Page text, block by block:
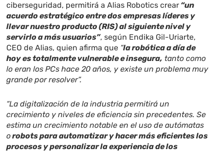
ciberseguridad, permitirá a Alias Robotics crear “un
acuerdo estratégico entre dos empresas líderes y
llevar nuestro producto (RIS) al siguiente nivel y
servirlo a más usuarios”, según Endika Gil-Uriarte,
CEO de Alias, quien afirma que “la robótica a día de
hoy es totalmente vulnerable e insegura, tanto como
lo eran los PCs hace 20 años, y existe un problema muy
grande por resolver”.
“La digitalización de la industria permitirá un
crecimiento y niveles de eficiencia sin precedentes. Se
estima un crecimiento notable en el uso de autómatas
orobots para automatizar y hacer más eficientes los
procesos y personalizar la experiencia de los